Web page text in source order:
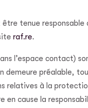
tenue
raf.re.
l’espace contact)
demeure préalable,
relatives à la
en cause la